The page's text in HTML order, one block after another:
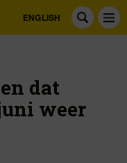
ENGLISH
dat
weer